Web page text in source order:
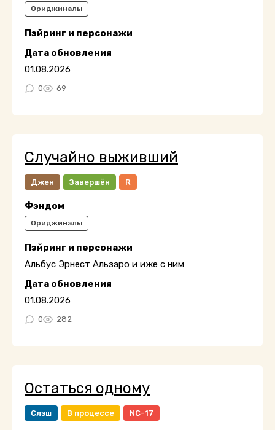
Ориджиналы
Пэйринг и персонажи
Дата обновления
01.08.2026
0 69
Случайно выживший
Джен Завершён R
Фэндом
Ориджиналы
Пэйринг и персонажи
Альбус Эрнест Альзаро и иже с ним
Дата обновления
01.08.2026
0 282
Остаться одному
Слэш В процессе NC-17